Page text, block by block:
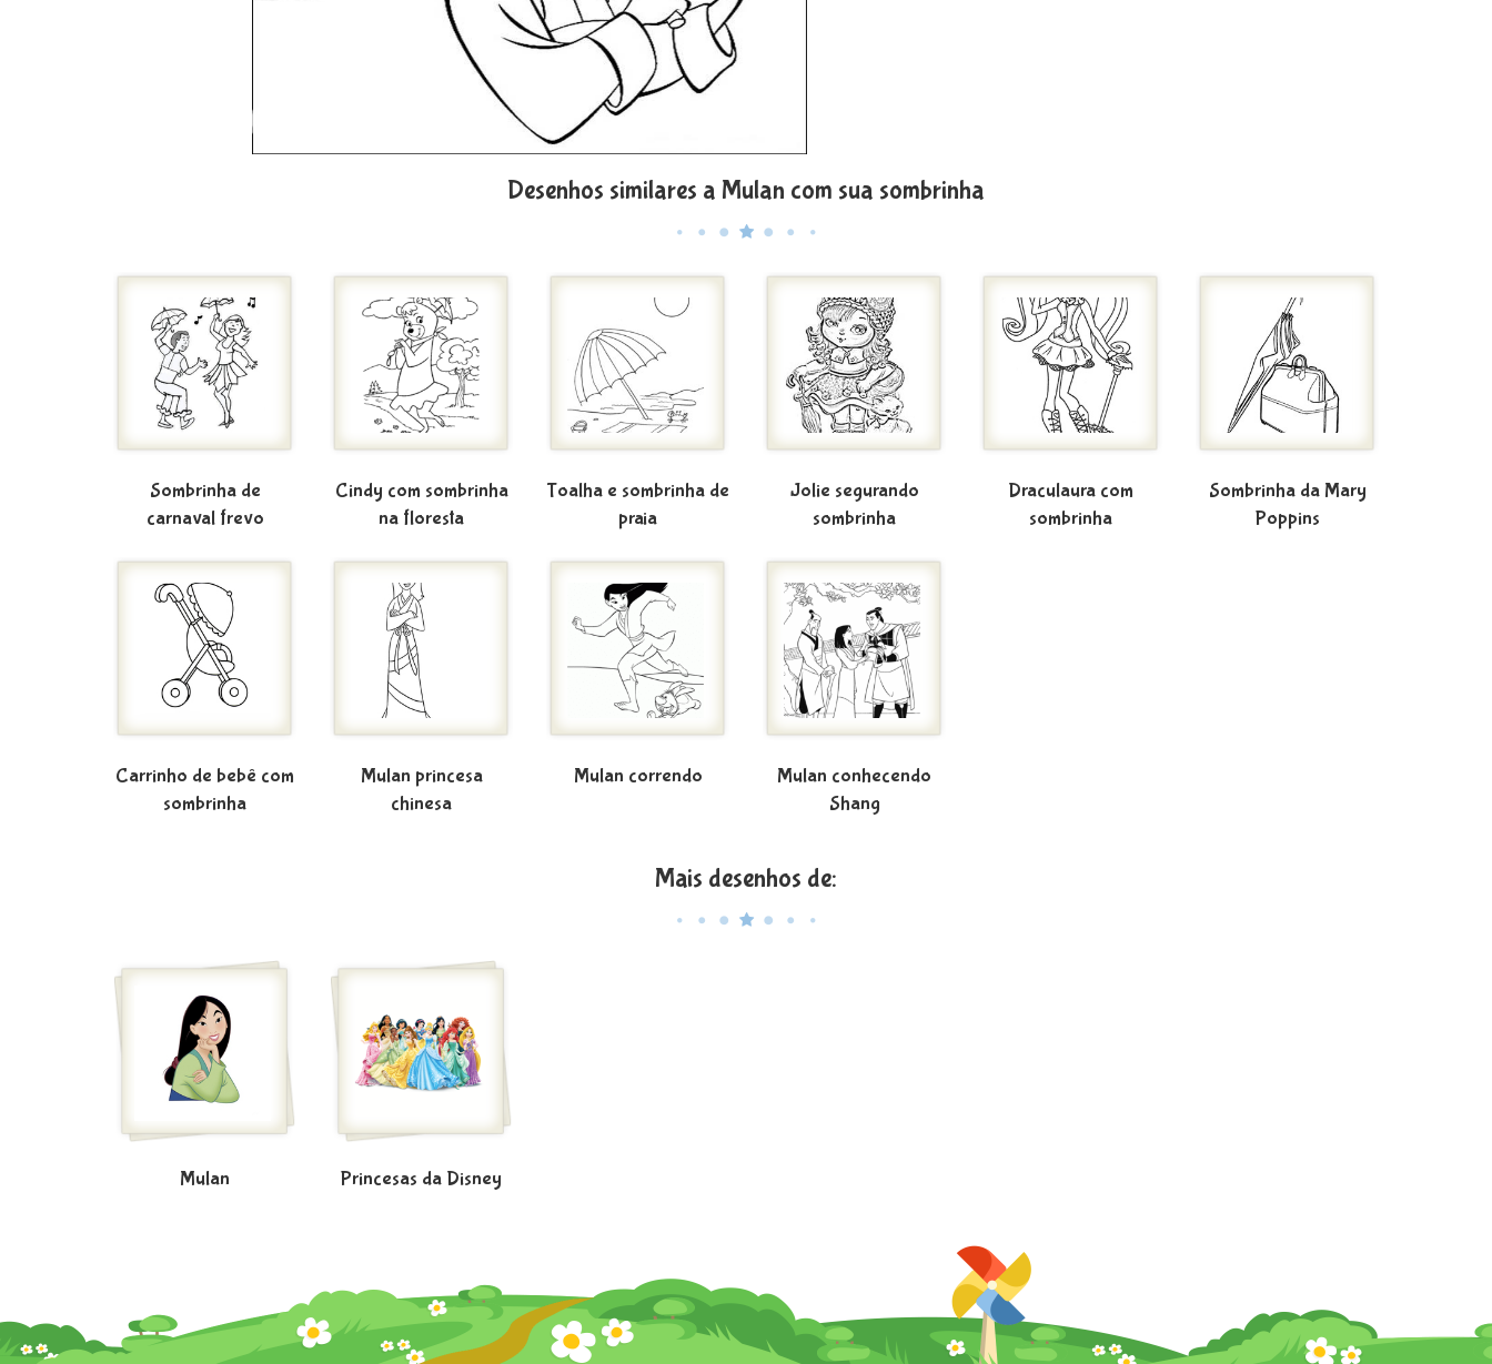
Desenhos similares a Mulan com sua sombrinha
Sombrinha de
carnaval frevo
Cindy com sombrinha
na floresta
Toalha e sombrinha de
praia
Jolie segurando
sombrinha
Draculaura com
sombrinha
Sombrinha da Mary
Poppins
Carrinho de bebê com
sombrinha
Mulan princesa
chinesa
Mulan correndo
Mulan conhecendo
Shang
Mais desenhos de:
Mulan Princesas da Disney